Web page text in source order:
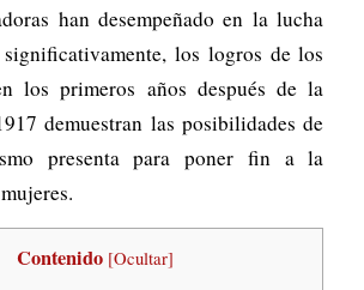
han desempeñado en la lucha
los logros de los
los primeros años después de la
demuestran las posibilidades de
presenta para poner fin a la
Contenido [Ocultar]